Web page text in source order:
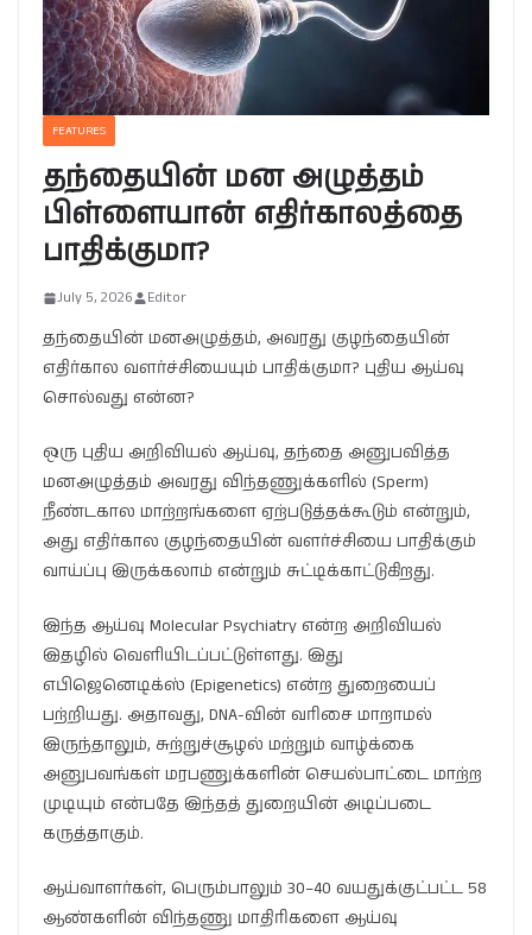
FEATURES
தந்தையின் மன அழுத்தம்
பிள்ளையான் எதிர்காலத்தை
பாதிக்குமா?
July 5, 2026 Editor
தந்தையின் மனஅழுத்தம், அவரது குழந்தையின்
எதிர்கால வளர்ச்சியையும் பாதிக்குமா? புதிய ஆய்வு
சொல்வது என்ன?
ஒரு புதிய அறிவியல் ஆய்வு, தந்தை அனுபவித்த
மனஅழுத்தம் அவரது விந்தணுக்களில் (Sperm)
நீண்டகால மாற்றங்களை ஏற்படுத்தக்கூடும் என்றும்,
அது எதிர்கால குழந்தையின் வளர்ச்சியை பாதிக்கும்
வாய்ப்பு இருக்கலாம் என்றும் சுட்டிக்காட்டுகிறது.
இந்த ஆய்வு Molecular Psychiatry என்ற அறிவியல்
இதழில் வெளியிடப்பட்டுள்ளது. இது
எபிஜெனெடிக்ஸ் (Epigenetics) என்ற துறையைப்
பற்றியது. அதாவது, DNA-வின் வரிசை மாறாமல்
இருந்தாலும், சுற்றுச்சூழல் மற்றும் வாழ்க்கை
அனுபவங்கள் மரபணுக்களின் செயல்பாட்டை மாற்ற
முடியும் என்பதே இந்தத் துறையின் அடிப்படை
கருத்தாகும்.
ஆய்வாளர்கள், பெரும்பாலும் 30–40 வயதுக்குட்பட்ட 58
ஆண்களின் விந்தணு மாதிரிகளை ஆய்வு